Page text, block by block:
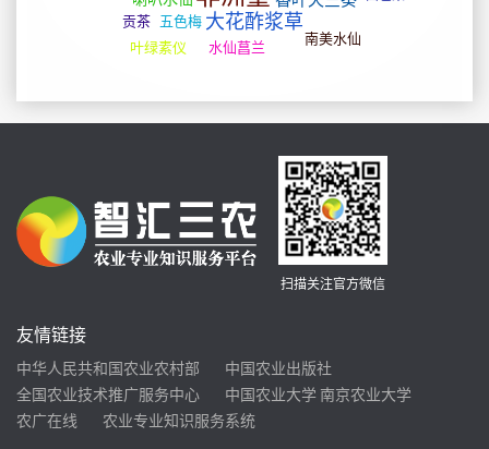
扫描关注官方微信
友情链接
中华人民共和国农业农村部
中国农业出版社
全国农业技术推广服务中心
中国农业大学 南京农业大学
农广在线
农业专业知识服务系统